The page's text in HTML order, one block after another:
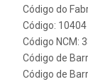
Código do
Código: 10404
Código NCM:
Código de
Código de